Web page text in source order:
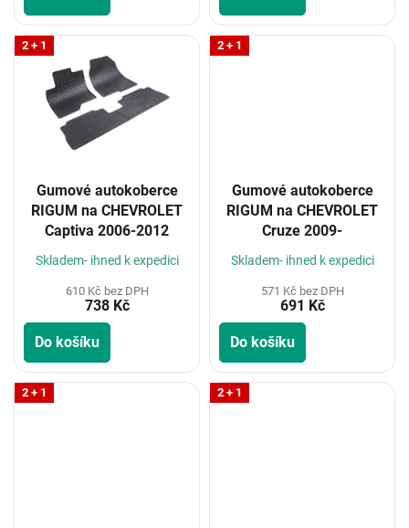
2 + 1
Gumové autokoberce
RIGUM na CHEVROLET
Captiva 2006-2012
Skladem- ihned k expedici
610 Kč bez DPH
738 Kč
Do košíku
2 + 1
Gumové autokoberce
RIGUM na CHEVROLET
Cruze 2009-
Skladem- ihned k expedici
571 Kč bez DPH
691 Kč
Do košíku
2 + 1 2 + 1